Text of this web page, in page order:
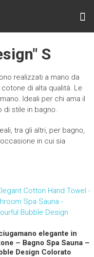
S
realizzati a mano da
di alta qualità. Le
Ideali per chi ama il
di stile in bagno.
tra gli altri, per bagno,
in cui sia
elegante in
– Bagno Spa Sauna –
Design Colorato